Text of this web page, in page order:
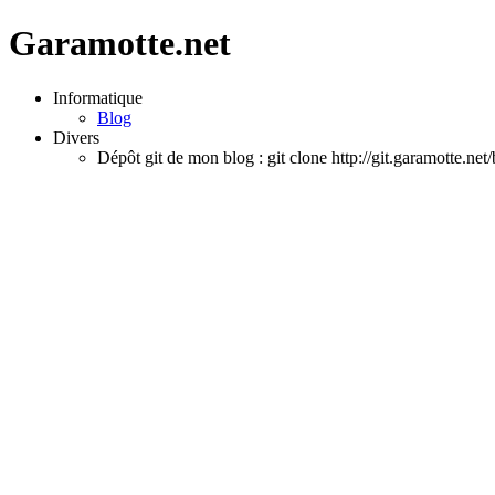
Garamotte.net
Informatique
Blog
Divers
Dépôt git de mon blog : git clone http://